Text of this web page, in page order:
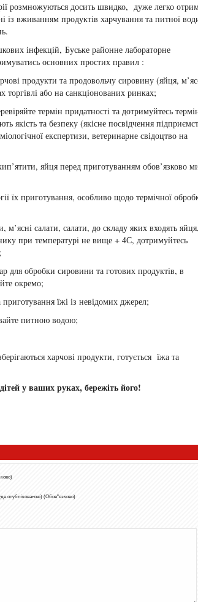
розмножуються досить швидко, дуже легко
із вживанням продуктів харчування та питної
інфекцій, Буське районне лабораторне
основних простих правил :
продукти та продовольчу сировину (яйця,
або на санкціонованих ринках;
термін придатності та дотримуйтесь
якість та безпеку (якісне посвідчення
експертизи, ветеринарне свідоцтво на
яйця перед приготуванням обов’язково
їх приготування, особливо щодо термічної
салати, салати, до складу яких входять яйця,
при температурі не вище + 4С, дотримуйтесь
для обробки сировини та готових продуктів, в
окремо;
їжі із невідомих джерел;
питною водою;
харчові продукти, готується їжа та
у ваших руках, бережіть його!
опублікованою) (Обов"язково)